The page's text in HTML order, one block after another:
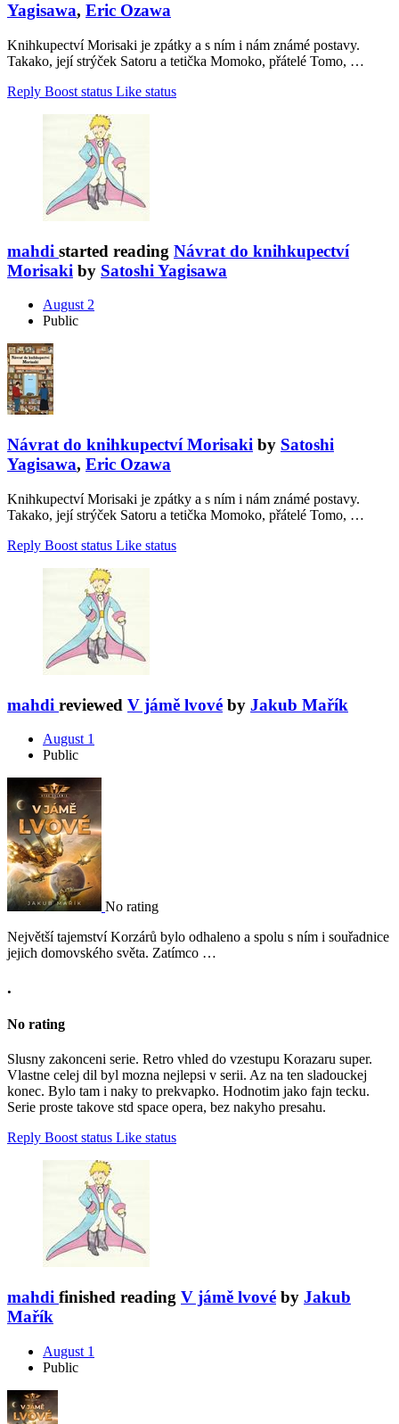
Yagisawa, Eric Ozawa
Knihkupectví Morisaki je zpátky a s ním i nám známé postavy.
Takako, její strýček Satoru a tetička Momoko, přátelé Tomo, …
Reply Boost status Like status
mahdi started reading Návrat do knihkupectví
Morisaki by Satoshi Yagisawa
August 2
Public
Návrat do knihkupectví Morisaki by Satoshi
Yagisawa, Eric Ozawa
Knihkupectví Morisaki je zpátky a s ním i nám známé postavy.
Takako, její strýček Satoru a tetička Momoko, přátelé Tomo, …
Reply Boost status Like status
mahdi reviewed V jámě lvové by Jakub Mařík
August 1
Public
No rating
Největší tajemství Korzárů bylo odhaleno a spolu s ním i souřadnice
jejich domovského světa. Zatímco …
.
No rating
Slusny zakonceni serie. Retro vhled do vzestupu Korazaru super.
Vlastne celej dil byl mozna nejlepsi v serii. Az na ten sladouckej
konec. Bylo tam i naky to prekvapko. Hodnotim jako fajn tecku.
Serie proste takove std space opera, bez nakyho presahu.
Reply Boost status Like status
mahdi finished reading V jámě lvové by Jakub
Mařík
August 1
Public